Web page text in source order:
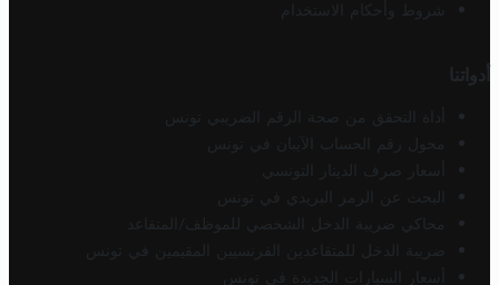
شروط وأحكام الاستخدام
أدواتنا
أداة التحقق من صحة الرقم الضريبي تونس
محول رقم الحساب الآيبان في تونس
أسعار صرف الدينار التونسي
البحث عن الرمز البريدي في تونس
محاكي ضريبة الدخل الشخصي للموظف/المتقاعد
ضريبة الدخل للمتقاعدين الفرنسيين المقيمين في تونس
أسعار السيارات الجديدة في تونس